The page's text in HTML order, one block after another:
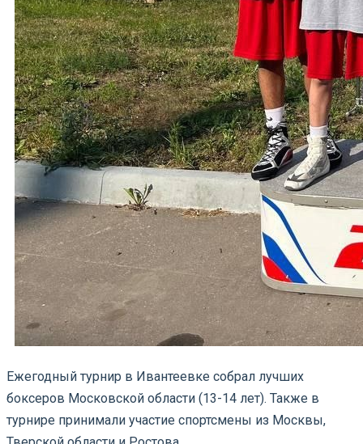
Ежегодный турнир в Ивантеевке собрал лучших
боксеров Московской области (13-14 лет). Также в
турнире принимали участие спортсмены из Москвы,